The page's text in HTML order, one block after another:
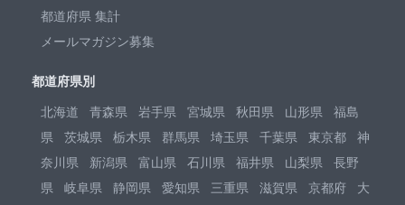
都道府県 集計
メールマガジン募集
都道府県別
北海道
青森県 岩手県 宮城県 秋田県 山形県
福島
県
茨城県 栃木県 群馬県 埼玉県 千葉県 東京都
神
奈川県
新潟県 富山県 石川県 福井県 山梨県
長野
県
岐阜県 静岡県 愛知県 三重県 滋賀県 京都府
大